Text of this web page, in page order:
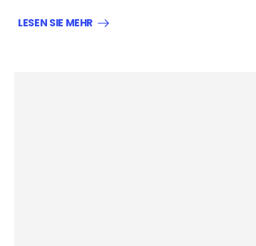
LESEN SIE MEHR